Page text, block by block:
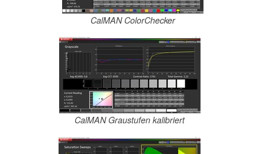
CalMAN ColorChecker
CalMAN Graustufen kalibriert